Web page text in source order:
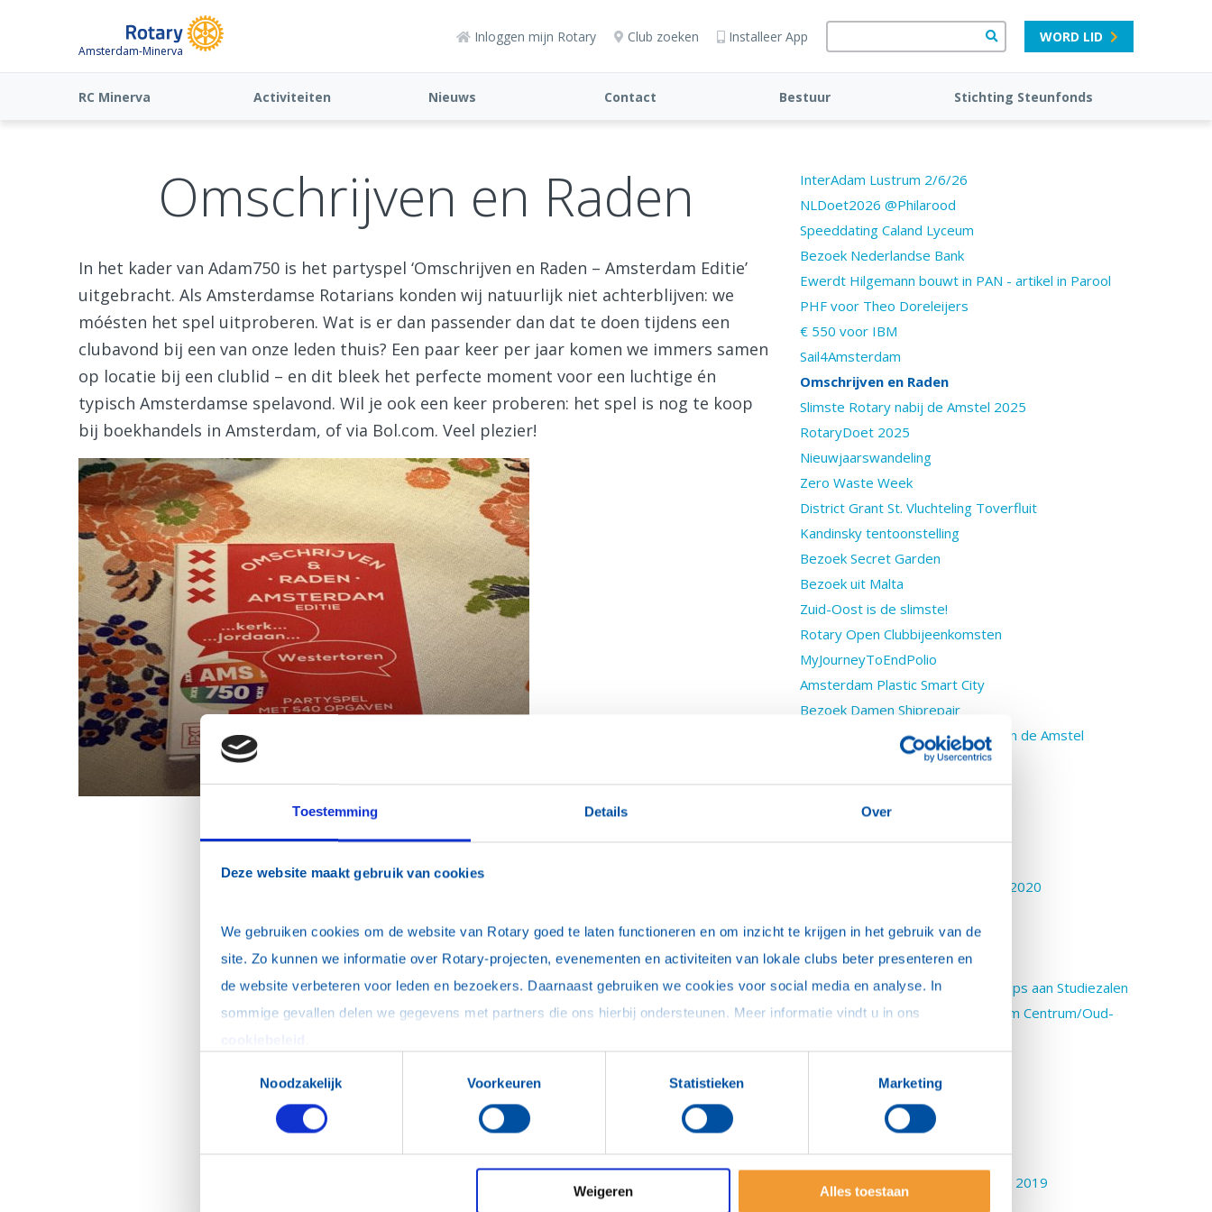
Toestemming Details Over
Deze website maakt gebruik van cookies
We gebruiken cookies om de website van Rotary goed te laten functioneren en om inzicht te krijgen in het gebruik van de
site. Zo kunnen we informatie over Rotary-projecten, evenementen en activiteiten van lokale clubs beter presenteren en
de website verbeteren voor leden en bezoekers. Daarnaast gebruiken we cookies voor social media en analyse. In
Noodzakelijk
Voorkeuren Statistieken Marketing
Weigeren Alles toestaan
Amsterdam-Minerva
Inloggen mijn Rotary Club zoeken Installeer App WORD LID
RC Minerva Activiteiten Nieuws Contact Bestuur Stichting Steunfonds
Omschrijven en Raden
In het kader van Adam750 is het partyspel ‘Omschrijven en Raden – Amsterdam Editie’
uitgebracht. Als Amsterdamse Rotarians konden wij natuurlijk niet achterblijven: we
móésten het spel uitproberen. Wat is er dan passender dan dat te doen tijdens een
clubavond bij een van onze leden thuis? Een paar keer per jaar komen we immers samen
op locatie bij een clublid – en dit bleek het perfecte moment voor een luchtige én
typisch Amsterdamse spelavond. Wil je ook een keer proberen: het spel is nog te koop
bij boekhandels in Amsterdam, of via Bol.com. Veel plezier!
InterAdam Lustrum 2/6/26
NLDoet2026 @Philarood
Speeddating Caland Lyceum
Bezoek Nederlandse Bank
Ewerdt Hilgemann bouwt in PAN - artikel in Parool
PHF voor Theo Doreleijers
€ 550 voor IBM
Sail4Amsterdam
Omschrijven en Raden
Slimste Rotary nabij de Amstel 2025
RotaryDoet 2025
Nieuwjaarswandeling
Zero Waste Week
District Grant St. Vluchteling Toverfluit
Kandinsky tentoonstelling
Bezoek Secret Garden
Bezoek uit Malta
Zuid-Oost is de slimste!
Rotary Open Clubbijeenkomsten
MyJourneyToEndPolio
Amsterdam Plastic Smart City
Bezoek Damen Shiprepair
Minerva, de Slimste Rotaryclub aan de Amstel
Jassen voor kinderen Studiezalen
World Cleanup Day 18/9/2021
Bestuurswissel 21-22
EndPlasticSoup Jaarverslag 2019-2020
Met Studiezalen in de Johan Cruyff
EndPlasticSoup Action Day 6 June
RC A’dam Minerva doneert 9 laptops aan Studiezalen
Steun aan Voedselbank Amsterdam Centrum/Oud-
Rotarkids Benefiet 10 november
RC Minerva bezoekt ArtZuid
EndPlasticSoup Actiedag
Eco Bus America
Ewert presenteert in Witten
Landelijke Opschoondag 23 maart 2019
Landelijke Opschoondag